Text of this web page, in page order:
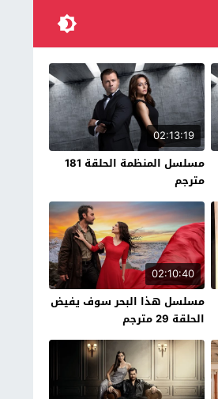
02:13:19
مسلسل المنظمة الحلقة 181
مترجم
02:10:40
مسلسل هذا البحر سوف يفيض
الحلقة 29 مترجم